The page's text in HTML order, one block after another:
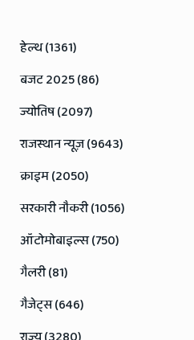
हेल्थ (1361)
बजट 2025 (86)
ज्योतिष (2097)
राजस्थान न्यूज़ (9643)
क्राइम (2050)
सरकारी नौकरी (1056)
ऑटोमोबाइल्स (750)
गैलरी (81)
गैजेट्स (646)